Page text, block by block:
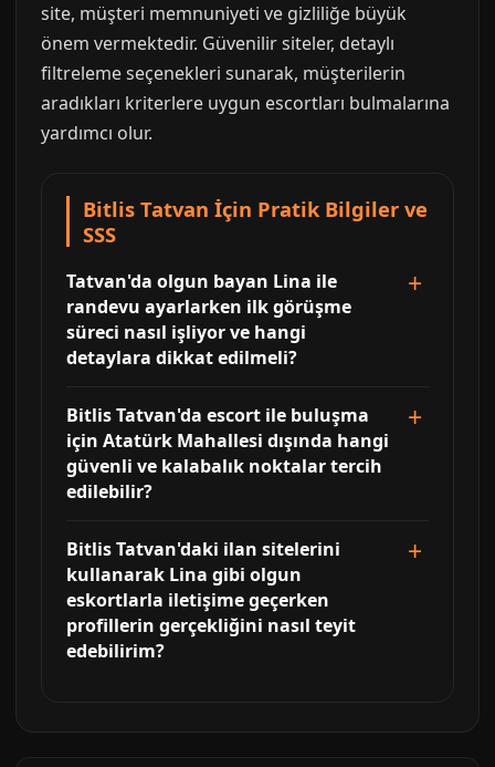
site, müşteri memnuniyeti ve gizliliğe büyük
önem vermektedir. Güvenilir siteler, detaylı
filtreleme seçenekleri sunarak, müşterilerin
aradıkları kriterlere uygun escortları bulmalarına
yardımcı olur.
Bitlis Tatvan İçin Pratik Bilgiler ve
SSS
Tatvan'da olgun bayan Lina ile
randevu ayarlarken ilk görüşme
süreci nasıl işliyor ve hangi
detaylara dikkat edilmeli?
Bitlis Tatvan'da escort ile buluşma
için Atatürk Mahallesi dışında hangi
güvenli ve kalabalık noktalar tercih
edilebilir?
Bitlis Tatvan'daki ilan sitelerini
kullanarak Lina gibi olgun
eskortlarla iletişime geçerken
profillerin gerçekliğini nasıl teyit
edebilirim?